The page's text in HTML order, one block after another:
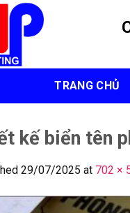
TRANG CHỦ
kế biển tên
29/07/2025 at 702 ×